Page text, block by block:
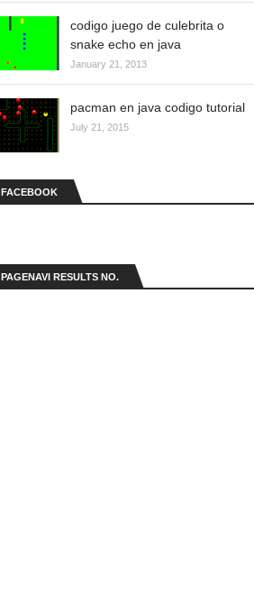
codigo juego de culebrita o
snake echo en java
January 21, 2013
pacman en java codigo tutorial
July 21, 2015
FACEBOOK
PAGENAVI RESULTS NO.